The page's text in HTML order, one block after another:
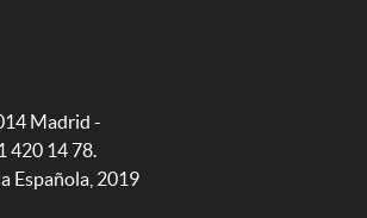
Madrid -
420 14 78.
Española, 2019